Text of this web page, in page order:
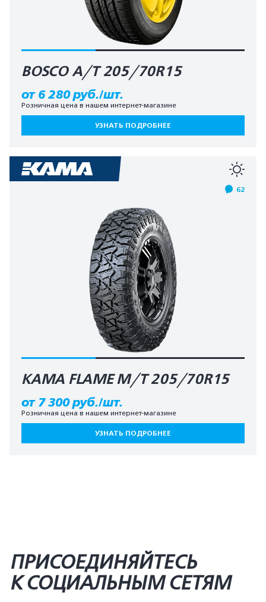
BOSCO A/T 205/70R15
от 6 280 руб./шт.
Розничная цена в нашем интернет-магазине
УЗНАТЬ ПОДРОБНЕЕ
62
КАМА FLAME M/T 205/70R15
от 7 300 руб./шт.
Розничная цена в нашем интернет-магазине
УЗНАТЬ ПОДРОБНЕЕ
ПРИСОЕДИНЯЙТЕСЬ
К СОЦИАЛЬНЫМ СЕТЯМ